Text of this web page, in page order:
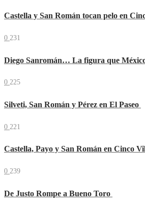
Castella y San Román tocan pelo en
0 231
Diego Sanromán… La figura que
0 225
Silveti, San Román y Pérez en El Paseo
0 221
Castella, Payo y San Román en Cinco
0 239
De Justo Rompe a Bueno Toro